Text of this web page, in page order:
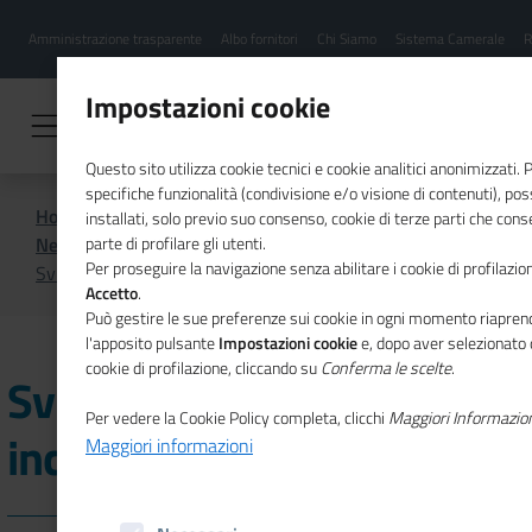
contenuto
Menu
hamburgher
Amministrazione trasparente Albo fornitori Chi Siamo Sistema Camerale
Home CSR
Comunicazione
News di CSR
Sviluppo sostenibile, incontro a Savona
Sviluppo sostenibile,
incontro a Savona
Impostazioni cookie
Questo sito utilizza cookie tecnici e cookie analitici anonimizzati.
specifiche funzionalità (condivisione e/o visione di contenuti),
installati, solo previo suo consenso, cookie di terze parti che
parte di profilare gli utenti.
Per proseguire la navigazione senza abilitare i cookie di
Accetto.
Può gestire le sue preferenze sui cookie in ogni momento
l'apposito pulsanteImpostazioni cookiee, dopo aver
cookie di profilazione, cliccando suConferma le scelte.
Per vedere la Cookie Policy completa, clicchi Maggiori
Maggiori informazioni